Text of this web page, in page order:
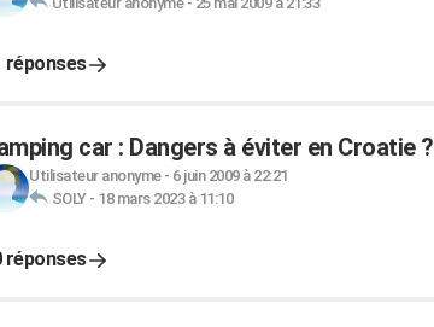
réponses
car : Dangers à éviter en Croatie ?
Utilisateur anonyme- 6 juin 2009 à 22:21
SOLY- 18 mars 2023 à 11:10
réponses